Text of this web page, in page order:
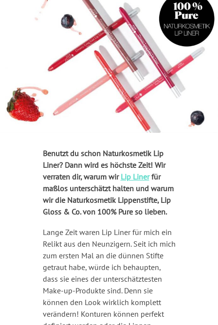
Benutzt du schon Naturkosmetik Lip
Liner? Dann wird es höchste Zeit! Wir
verraten dir, warum wir Lip Linerfür
maßlos unterschätzt halten und warum
wir die Naturkosmetik Lippenstifte, Lip
Gloss & Co. von 100% Pure so lieben.
Lange Zeit waren Lip Liner für mich ein
Relikt aus den Neunzigern. Seit ich mich
zum ersten Mal an die dünnen Stifte
getraut habe, würde ich behaupten,
dass sie eines der unterschätztesten
Make-up-Produkte sind. Denn sie
können den Look wirklich komplett
verändern! Konturen können perfekt